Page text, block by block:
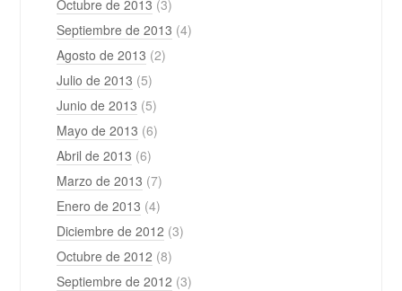
Octubre de 2013 (3)
Septiembre de 2013 (4)
Agosto de 2013 (2)
Julio de 2013 (5)
Junio de 2013 (5)
Mayo de 2013 (6)
Abril de 2013 (6)
Marzo de 2013 (7)
Enero de 2013 (4)
Diciembre de 2012 (3)
Octubre de 2012 (8)
Septiembre de 2012 (3)